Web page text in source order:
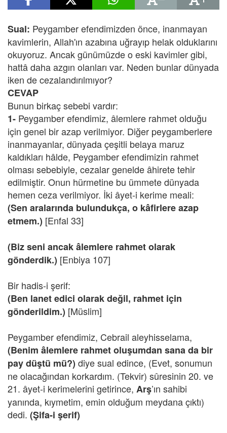
Sual: Peygamber efendimizden önce, inanmayan
kavimlerin, Allah'ın azabına uğrayıp helak olduklarını
okuyoruz. Ancak günümüzde o eski kavimler gibi,
hattâ daha azgın olanları var. Neden bunlar dünyada
iken de cezalandırılmıyor?
CEVAP
Bunun birkaç sebebi vardır:
1- Peygamber efendimiz, âlemlere rahmet olduğu
için genel bir azap verilmiyor. Diğer peygamberlere
inanmayanlar, dünyada çeşitli belaya maruz
kaldıkları hâlde, Peygamber efendimizin rahmet
olması sebebiyle, cezalar genelde âhirete tehir
edilmiştir. Onun hürmetine bu ümmete dünyada
hemen ceza verilmiyor. İki âyet-i kerime meali:
(Sen aralarında bulundukça, o kâfirlere azap
etmem.) [Enfal 33]
(Biz seni ancak âlemlere rahmet olarak
gönderdik.) [Enbiya 107]
Bir hadis-i şerif:
(Ben lanet edici olarak değil, rahmet için
gönderildim.) [Müslim]
Peygamber efendimiz, Cebrail aleyhisselama,
(Benim âlemlere rahmet oluşumdan sana da bir
pay düştü mü?) diye sual edince, (Evet, sonumun
ne olacağından korkardım. (Tekvir) sûresinin 20. ve
21. âyet-i kerimelerini getirince, Arş’ın sahibi
yanında, kıymetim, emin olduğum meydana çıktı)
dedi. (Şifa-i şerif)